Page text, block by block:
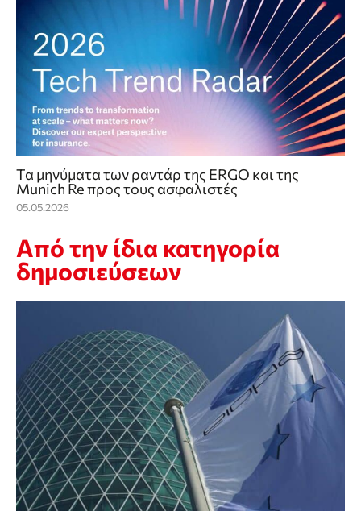
Τα μηνύματα των ραντάρ της ERGO και της
Munich Re προς τους ασφαλιστές
05.05.2026
Από την ίδια κατηγορία
δημοσιεύσεων